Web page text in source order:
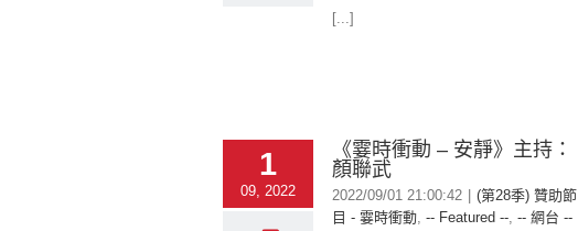
[...]
1
09, 2022
《霎時衝動 – 安靜》主持：
顏聯武
2022/09/01 21:00:42
(第28季) 贊助節
目 - 霎時衝動, -- Featured --, -- 網台 --